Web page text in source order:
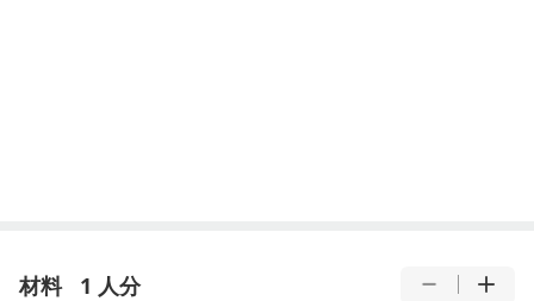
材料 1 人分